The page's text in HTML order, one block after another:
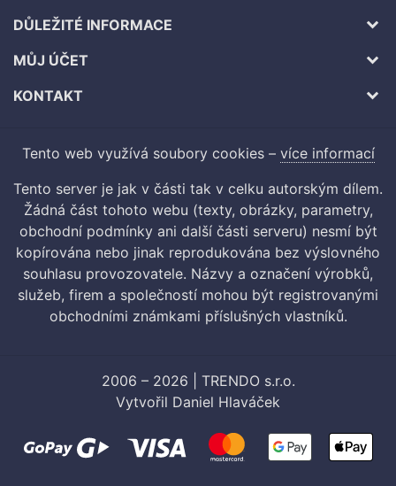
DŮLEŽITÉ INFORMACE
MŮJ ÚČET
KONTAKT
Tento web využívá soubory cookies – více informací
Tento server je jak v části tak v celku autorským dílem.
Žádná část tohoto webu (texty, obrázky, parametry,
obchodní podmínky ani další části serveru) nesmí být
kopírována nebo jinak reprodukována bez výslovného
souhlasu provozovatele. Názvy a označení výrobků,
služeb, firem a společností mohou být registrovanými
obchodními známkami příslušných vlastníků.
2006 – 2026 | TRENDO s.r.o.
Vytvořil Daniel Hlaváček